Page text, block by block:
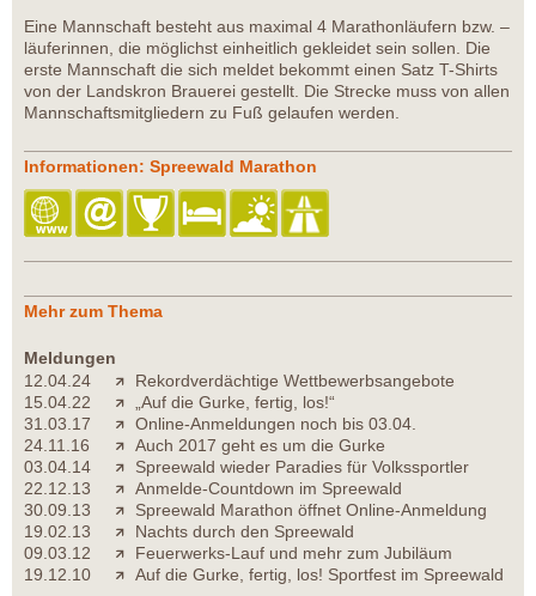
Eine Mannschaft besteht aus maximal 4 Marathonläufern bzw. –
läuferinnen, die möglichst einheitlich gekleidet sein sollen. Die
erste Mannschaft die sich meldet bekommt einen Satz T-Shirts
von der Landskron Brauerei gestellt. Die Strecke muss von allen
Mannschaftsmitgliedern zu Fuß gelaufen werden.
Informationen: Spreewald Marathon
Mehr zum Thema
Meldungen
12.04.24
Rekordverdächtige Wettbewerbsangebote
15.04.22
„Auf die Gurke, fertig, los!“
31.03.17
Online-Anmeldungen noch bis 03.04.
24.11.16
Auch 2017 geht es um die Gurke
03.04.14
Spreewald wieder Paradies für Volkssportler
22.12.13
Anmelde-Countdown im Spreewald
30.09.13
Spreewald Marathon öffnet Online-Anmeldung
19.02.13
Nachts durch den Spreewald
09.03.12
Feuerwerks-Lauf und mehr zum Jubiläum
19.12.10
Auf die Gurke, fertig, los! Sportfest im Spreewald